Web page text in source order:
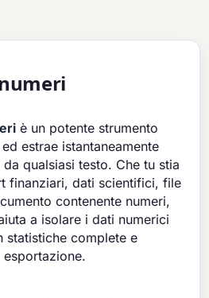
è un potente strumento
estrae istantaneamente
qualsiasi testo. Che tu stia
finanziari, dati scientifici, file
contenente numeri,
a isolare i dati numerici
statistiche complete e